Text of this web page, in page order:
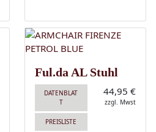
Ful.da AL Stuhl
DATENBLAT
T
PREISLISTE
44,95 €
zzgl. Mwst